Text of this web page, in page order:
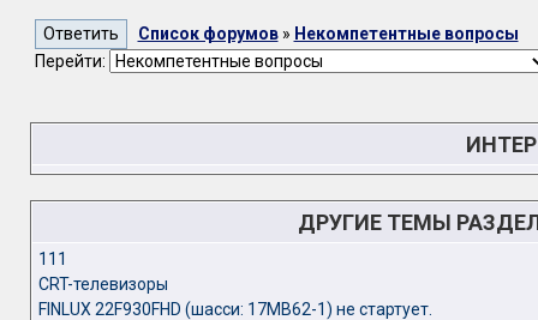
Список форумов» Некомпетентные вопросы
Перейти:
ДРУГИЕ ТЕМЫ
111
CRT-телевизоры
FINLUX 22F930FHD (шасси: 17MB62-1) не стартует.